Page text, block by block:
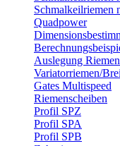
Schmalkeilriemen
Quadpower
Auslegung
Variatorriemen/
Gates Multispeed
Riemenscheiben
Profil SPZ
Profil SPA
Profil SPB